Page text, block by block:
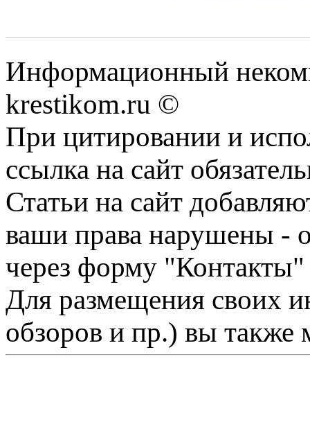
Информационный
krestikom.ru ©
При цитировании и
ссылка на сайт
Статьи на сайт
ваши права нарушены -
через форму "Контакты"
Для размещения своих
обзоров и пр.) вы также